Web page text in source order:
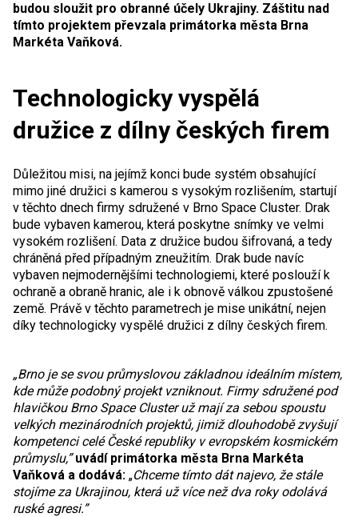
budou sloužit pro obranné účely Ukrajiny. Záštitu nad
tímto projektem převzala primátorka města Brna
Markéta Vaňková.
Technologicky vyspělá
družice z dílny českých firem
Důležitou misi, na jejímž konci bude systém obsahující
mimo jiné družici s kamerou s vysokým rozlišením, startují
v těchto dnech firmy sdružené v Brno Space Cluster. Drak
bude vybaven kamerou, která poskytne snímky ve velmi
vysokém rozlišení. Data z družice budou šifrovaná, a tedy
chráněná před případným zneužitím. Drak bude navíc
vybaven nejmodernějšími technologiemi, které poslouží k
ochraně a obraně hranic, ale i k obnově válkou zpustošené
země. Právě v těchto parametrech je mise unikátní, nejen
díky technologicky vyspělé družici z dílny českých firem.
„Brno je se svou průmyslovou základnou ideálním místem,
kde může podobný projekt vzniknout. Firmy sdružené pod
hlavičkou Brno Space Cluster už mají za sebou spoustu
velkých mezinárodních projektů, jimiž dlouhodobě zvyšují
kompetenci celé České republiky v evropském kosmickém
průmyslu,” uvádí primátorka města Brna Markéta
Vaňková a dodává: „Chceme tímto dát najevo, že stále
stojíme za Ukrajinou, která už více než dva roky odolává
ruské agresi.”